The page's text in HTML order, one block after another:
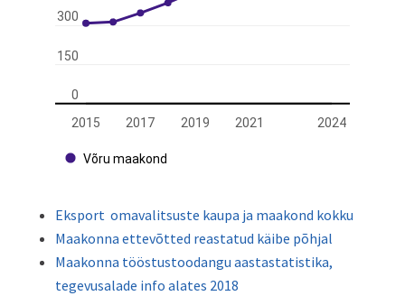
Eksport omavalitsuste kaupa ja maakond kokku
Maakonna ettevõtted reastatud käibe põhjal
Maakonna tööstustoodangu aastastatistika,
tegevusalade info alates 2018